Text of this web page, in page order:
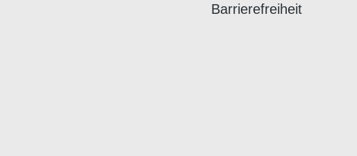
Barrierefreiheit